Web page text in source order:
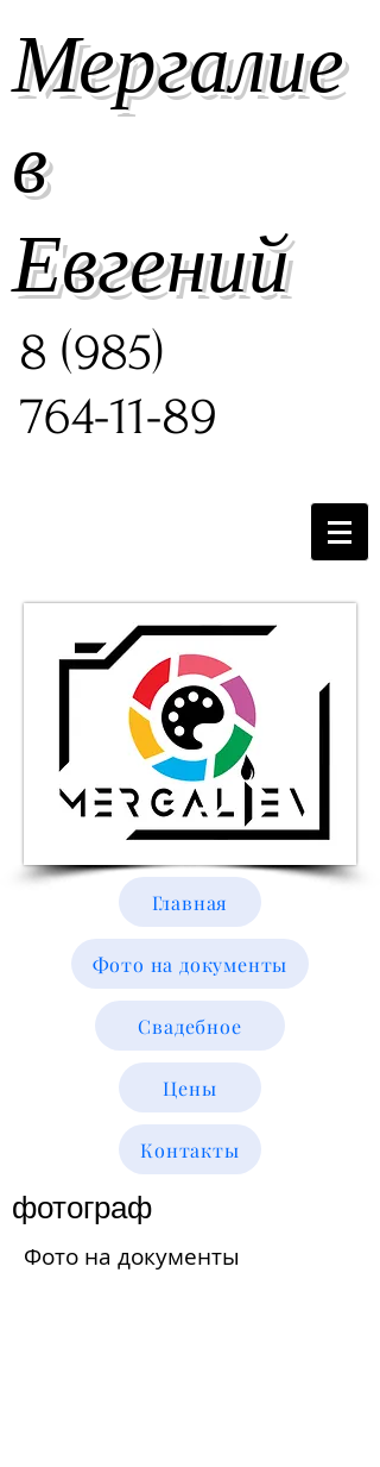
Мергалие
в
Евгений
8 (985)
764-11-89
Главная
Фото на документы
Свадебное
Цены
Контакты
фотограф
Фото на документы